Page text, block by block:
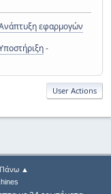
εφαρμογών
-
User Actions
Πάνω ▲